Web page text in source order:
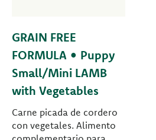
GRAIN FREE
FORMULA • Puppy
Small/Mini LAMB
with Vegetables
Carne picada de cordero
con vegetales. Alimento